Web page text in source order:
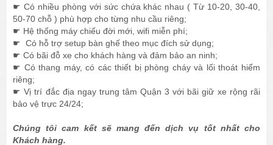
☛ Có nhiều phòng với sức chứa khác nhau ( Từ 10-20, 30-40,
50-70 chỗ ) phù hợp cho từng nhu cầu riêng;
☛ Hệ thống máy chiếu đời mới, wifi miễn phí;
☛ Có hỗ trợ setup bàn ghế theo mục đích sử dụng;
☛ Có bãi đỗ xe cho khách hàng và đảm bảo an ninh;
☛ Có thang máy, có các thiết bị phòng cháy và lối thoát hiểm
riêng;
☛ Vị trí đắc địa ngay trung tâm Quận 3 với bãi giữ xe rộng rãi
bảo vệ trực 24/24;
Chúng tôi cam kết sẽ mang đến dịch vụ tốt nhất cho
Khách hàng.